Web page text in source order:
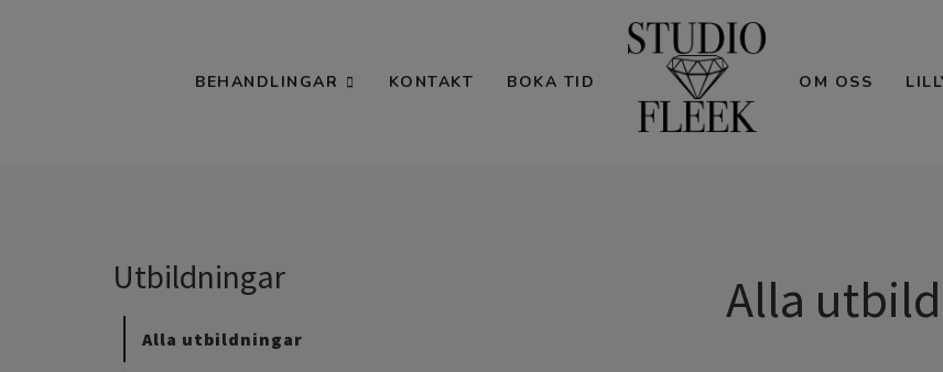
BEHANDLINGAR KONTAKT BOKA TID OM OSS
Utbildningar
Alla utbildningar
Alla